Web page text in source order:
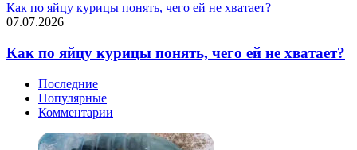
Как по яйцу курицы понять, чего ей не хватает?
07.07.2026
Как по яйцу курицы понять, чего ей не хватает?
Последние
Популярные
Комментарии